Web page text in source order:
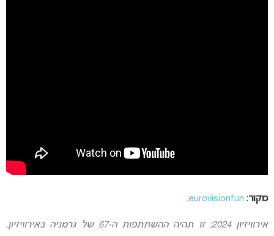
מקור: eurovisionfun
.
אירוויזיון 2024: זו תהיה ההשתתפות ה-67 של גרמניה באירוויזיון.